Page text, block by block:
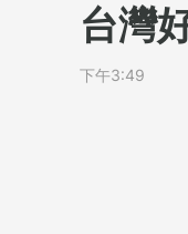
台灣
下午3:49